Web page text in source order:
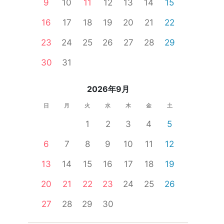
9
10 11 12 13 14
15
16
17 18 19 20 21
22
23
24 25 26 27 28
29
30
31
2026年9月
日 月 火 水 木 金 土
1 2 3 4
5
6
7 8 9 10 11
12
13
14 15 16 17 18
19
20
21 22 23 24 25
26
27
28 29 30